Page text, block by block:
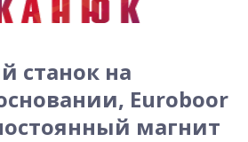
станок на
Euroboor
магнит